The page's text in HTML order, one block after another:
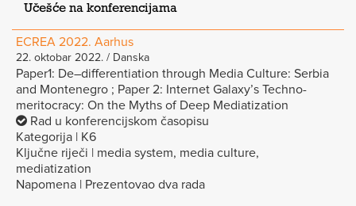
Učešće na konferencijama
ECREA 2022. Aarhus
22. oktobar 2022. / Danska
Paper1: De–differentiation through Media Culture: Serbia
and Montenegro ; Paper 2: Internet Galaxy’s Techno-
meritocracy: On the Myths of Deep Mediatization
Rad u konferencijskom časopisu
Kategorija | K6
Ključne riječi | media system, media culture,
mediatization
Napomena | Prezentovao dva rada